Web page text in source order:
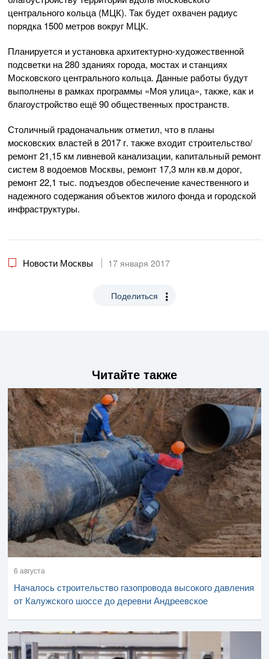
центрального кольца (МЦК). Так будет охвачен радиус
порядка 1500 метров вокруг МЦК.
Планируется и установка архитектурно-художественной
подсветки на 280 зданиях города, мостах и станциях
Московского центрального кольца. Данные работы будут
выполнены в рамках программы «Моя улица», также, как и
благоустройство ещё 90 общественных пространств.
Столичный градоначальник отметил, что в планы
московских властей в 2017 г. также входит строительство/
ремонт 21,15 км ливневой канализации, капитальный ремонт
систем 8 водоемов Москвы, ремонт 17,3 млн кв.м дорог,
ремонт 22,1 тыс. подъездов обеспечение качественного и
надежного содержания объектов жилого фонда и городской
инфраструктуры.
Новости Москвы 17 января 2017
Поделиться
Читайте также
6 августа
Началось строительство газопровода высокого давления
от Калужского шоссе до деревни Андреевское